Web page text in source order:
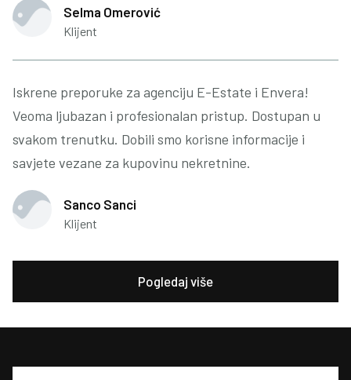
Selma Omerović
Klijent
Iskrene preporuke za agenciju E-Estate i Envera!
Veoma ljubazan i profesionalan pristup. Dostupan u
svakom trenutku. Dobili smo korisne informacije i
savjete vezane za kupovinu nekretnine.
Sanco Sanci
Klijent
Pogledaj više